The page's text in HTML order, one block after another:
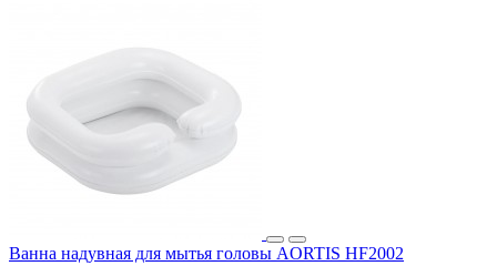
Ванна надувная для мытья головы AORTIS HF2002